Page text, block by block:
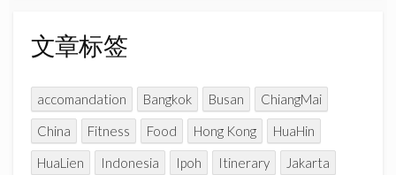
n
类
文章标签
accomandation Bangkok Busan
ChiangMai
China
Fitness Food Hong Kong
HuaHin
HuaLien
Indonesia Ipoh Itinerary
Jakarta